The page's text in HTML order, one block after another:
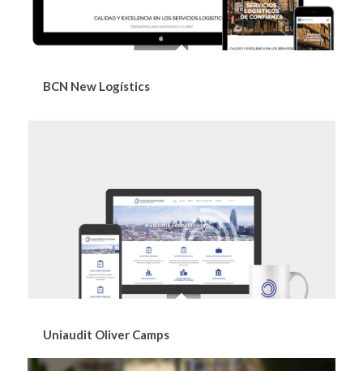
BCN New Logístics
Uniaudit Oliver Camps